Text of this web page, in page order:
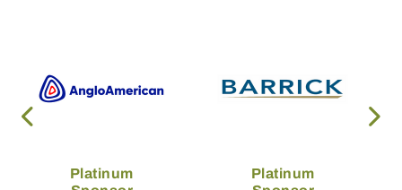
Platinum Platinum